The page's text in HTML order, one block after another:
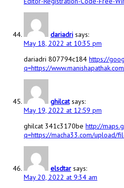
dariadri says:
May 18, 2022 at 10:35 pm
dariadri 807794c184 https://
q=https://
ghilcat says:
May 19, 2022 at 12:59 pm
ghilcat 341c3170be http://
q=https://macha33.com/upload/
elsdtar says:
May 20, 2022 at 9:34 am